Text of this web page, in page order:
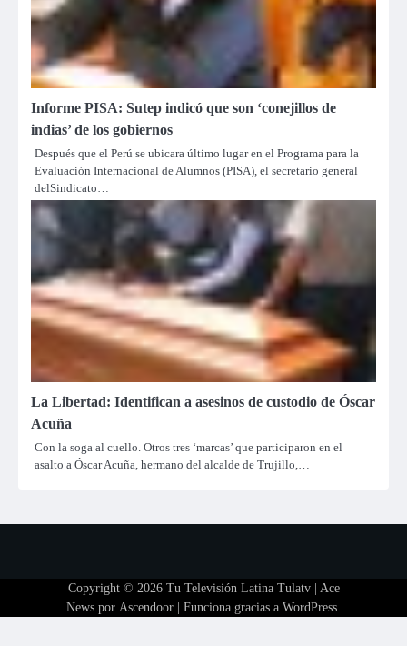
Informe PISA: Sutep indicó que son ‘conejillos de
indias’ de los gobiernos
Después que el Perú se ubicara último lugar en el Programa para la
Evaluación Internacional de Alumnos (PISA), el secretario general
delSindicato…
La Libertad: Identifican a asesinos de custodio de Óscar
Acuña
Con la soga al cuello. Otros tres ‘marcas’ que participaron en el
asalto a Óscar Acuña, hermano del alcalde de Trujillo,…
Copyright © 2026 Tu Televisión Latina Tulatv| Ace
News por Ascendoor | Funciona gracias a WordPress.